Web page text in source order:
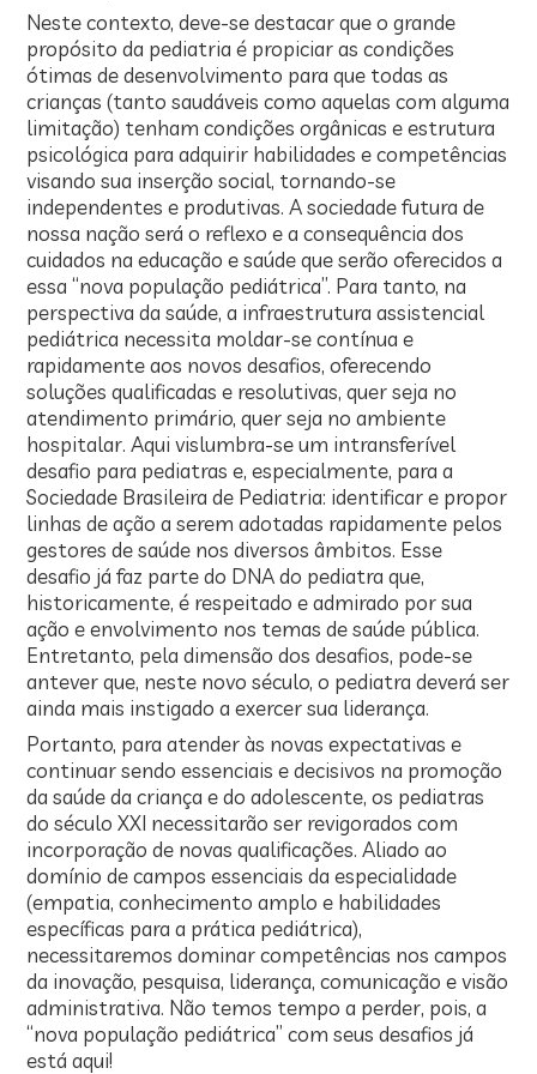
Neste contexto, deve-se destacar que o grande
propósito da pediatria é propiciar as condições
ótimas de desenvolvimento para que todas as
crianças (tanto saudáveis como aquelas com alguma
limitação) tenham condições orgânicas e estrutura
psicológica para adquirir habilidades e competências
visando sua inserção social, tornando-se
independentes e produtivas. A sociedade futura de
nossa nação será o reflexo e a consequência dos
cuidados na educação e saúde que serão oferecidos a
essa “nova população pediátrica”. Para tanto, na
perspectiva da saúde, a infraestrutura assistencial
pediátrica necessita moldar-se contínua e
rapidamente aos novos desafios, oferecendo
soluções qualificadas e resolutivas, quer seja no
atendimento primário, quer seja no ambiente
hospitalar. Aqui vislumbra-se um intransferível
desafio para pediatras e, especialmente, para a
Sociedade Brasileira de Pediatria: identificar e propor
linhas de ação a serem adotadas rapidamente pelos
gestores de saúde nos diversos âmbitos. Esse
desafio já faz parte do DNA do pediatra que,
historicamente, é respeitado e admirado por sua
ação e envolvimento nos temas de saúde pública.
Entretanto, pela dimensão dos desafios, pode-se
antever que, neste novo século, o pediatra deverá ser
ainda mais instigado a exercer sua liderança.
Portanto, para atender às novas expectativas e
continuar sendo essenciais e decisivos na promoção
da saúde da criança e do adolescente, os pediatras
do século XXI necessitarão ser revigorados com
incorporação de novas qualificações. Aliado ao
domínio de campos essenciais da especialidade
(empatia, conhecimento amplo e habilidades
específicas para a prática pediátrica),
necessitaremos dominar competências nos campos
da inovação, pesquisa, liderança, comunicação e visão
administrativa. Não temos tempo a perder, pois, a
“nova população pediátrica” com seus desafios já
está aqui!